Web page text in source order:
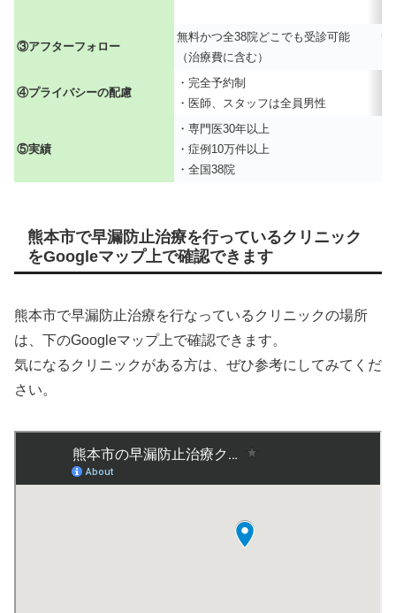
③アフターフォロー
無料かつ全38院どこでも受診可能
（治療費に含む）
無
④プライバシーの配慮
・完全予約制
・医師、スタッフは全員男性
⑤実績
・専門医30年以上
・症例10万件以上
・全国38院
熊本市で早漏防止治療を行っているクリニック
をGoogleマップ上で確認できます
熊本市で早漏防止治療を行なっているクリニックの場所
は、下のGoogleマップ上で確認できます。
気になるクリニックがある方は、ぜひ参考にしてみてくだ
さい。